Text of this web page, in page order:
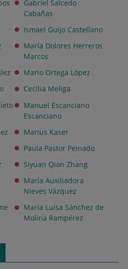
Gabriel Salcedo
Cabañas
Ismael Guijo Castellano
María Dolores Herreros
Marcos
Mario Ortega López
Cecilia Meliga
Manuel Escanciano
Escanciano
Marius Kaser
Paula Pastor Peinado
Siyuan Qian Zhang
María Auxiliadora
Nieves Vázquez
María Luisa Sánchez de
Molina Rampérez